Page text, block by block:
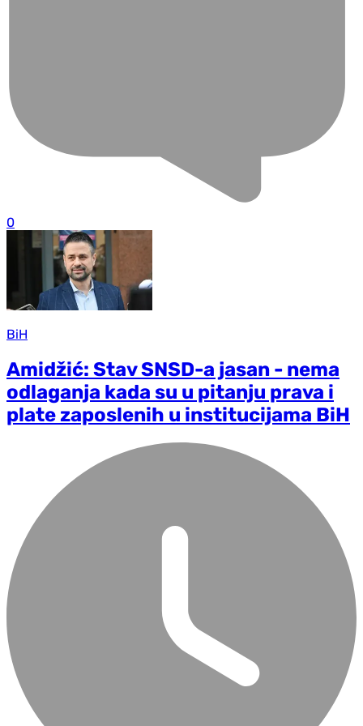
0
BiH
Amidžić: Stav SNSD-a jasan - nema
odlaganja kada su u pitanju prava i
plate zaposlenih u institucijama BiH